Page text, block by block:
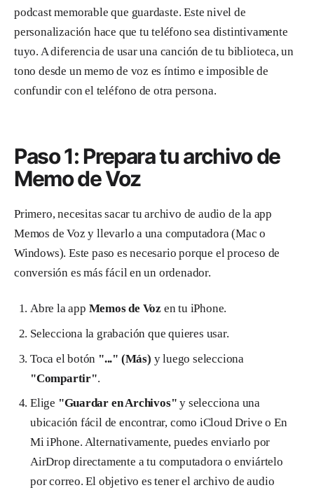
podcast memorable que guardaste. Este nivel de
personalización hace que tu teléfono sea distintivamente
tuyo. A diferencia de usar una canción de tu biblioteca, un
tono desde un memo de voz es íntimo e imposible de
confundir con el teléfono de otra persona.
Paso 1: Prepara tu archivo de
Memo de Voz
Primero, necesitas sacar tu archivo de audio de la app
Memos de Voz y llevarlo a una computadora (Mac o
Windows). Este paso es necesario porque el proceso de
conversión es más fácil en un ordenador.
Abre la app Memos de Voz en tu iPhone.
Selecciona la grabación que quieres usar.
Toca el botón "..." (Más) y luego selecciona
"Compartir".
Elige "Guardar en Archivos" y selecciona una
ubicación fácil de encontrar, como iCloud Drive o En
Mi iPhone. Alternativamente, puedes enviarlo por
AirDrop directamente a tu computadora o enviártelo
por correo. El objetivo es tener el archivo de audio